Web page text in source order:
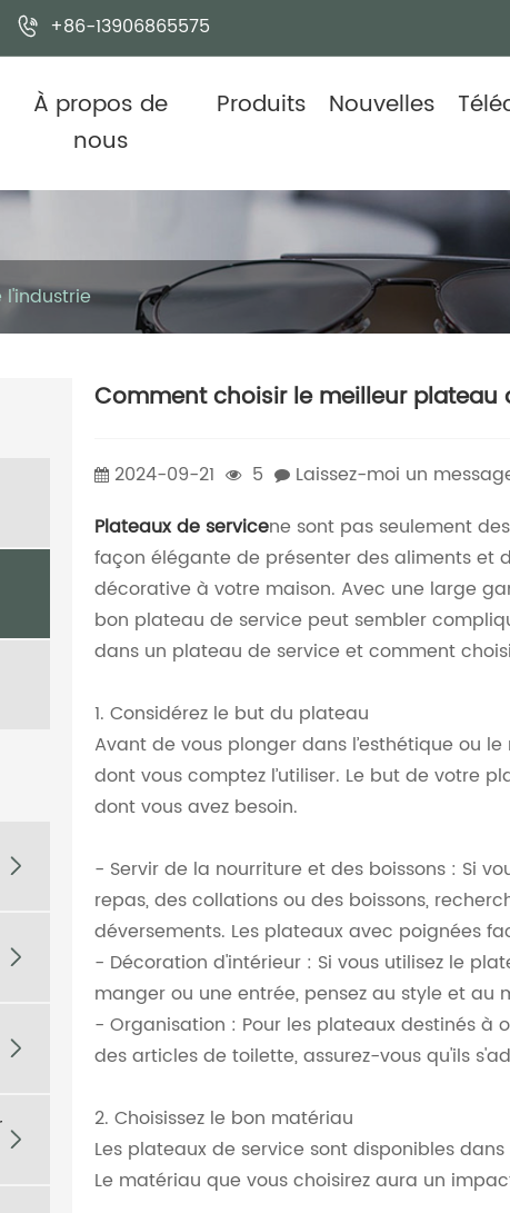
 +86-13906865575
À propos de
nous
Produits Nouvelles
l'industrie




Comment choisir le meilleur plateau
2024-09-21 5
Laissez-moi un
Plateaux de servicene sont pas seulement
façon élégante de présenter des aliments et
décorative à votre maison. Avec une large
bon plateau de service peut sembler
dans un plateau de service et comment
1. Considérez le but du plateau
Avant de vous plonger dans l’esthétique ou
dont vous comptez l’utiliser. Le but de votre
dont vous avez besoin.
- Servir de la nourriture et des boissons : Si
repas, des collations ou des boissons,
déversements. Les plateaux avec poignées
- Décoration d'intérieur : Si vous utilisez le
manger ou une entrée, pensez au style et
- Organisation : Pour les plateaux destinés à
des articles de toilette, assurez-vous qu'ils
2. Choisissez le bon matériau
Les plateaux de service sont disponibles
Le matériau que vous choisirez aura un